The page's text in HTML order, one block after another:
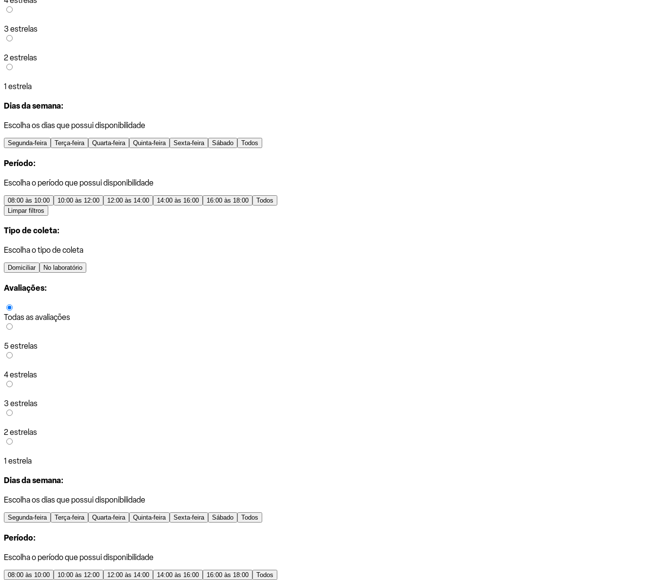
3 estrelas
2 estrelas
1 estrela
Dias da semana:
Escolha os dias que possui disponibilidade
Segunda-feira Terça-feira Quarta-feira Quinta-feira Sexta-feira Sábado Todos
Período:
Escolha o período que possui disponibilidade
08:00 às 10:00 10:00 às 12:00 12:00 às 14:00 14:00 às 16:00 16:00 às 18:00
Todos
Limpar filtros
Tipo de coleta:
Escolha o tipo de coleta
Domiciliar No laboratório
Avaliações:
Todas as avaliações
5 estrelas
4 estrelas
3 estrelas
2 estrelas
1 estrela
Dias da semana:
Escolha os dias que possui disponibilidade
Segunda-feira Terça-feira Quarta-feira Quinta-feira Sexta-feira Sábado Todos
Período:
Escolha o período que possui disponibilidade
08:00 às 10:00 10:00 às 12:00 12:00 às 14:00 14:00 às 16:00 16:00 às 18:00 Todos